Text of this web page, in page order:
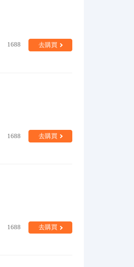
1688 去購買
1688 去購買
1688 去購買